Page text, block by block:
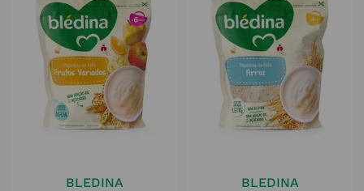
BLEDINA BLEDINA